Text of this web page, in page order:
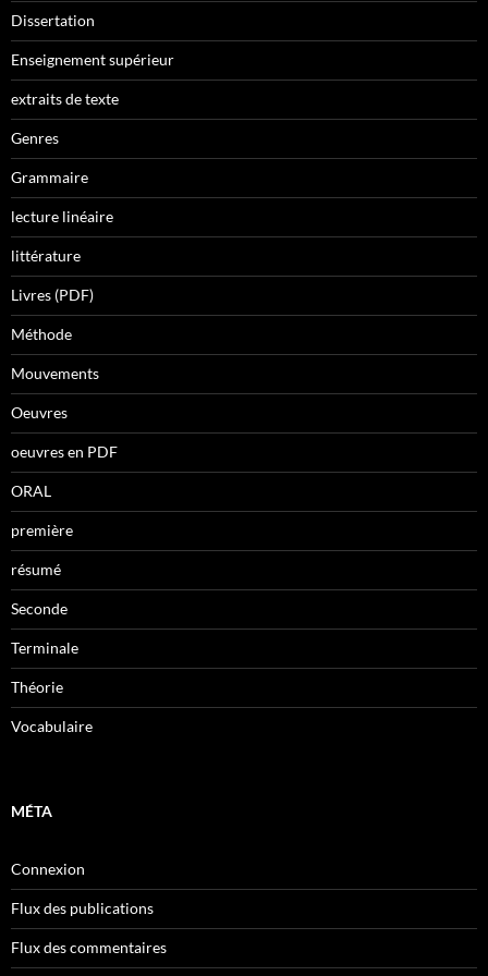
Dissertation
Enseignement supérieur
extraits de texte
Genres
Grammaire
lecture linéaire
littérature
Livres (PDF)
Méthode
Mouvements
Oeuvres
oeuvres en PDF
ORAL
première
résumé
Seconde
Terminale
Théorie
Vocabulaire
MÉTA
Connexion
Flux des publications
Flux des commentaires